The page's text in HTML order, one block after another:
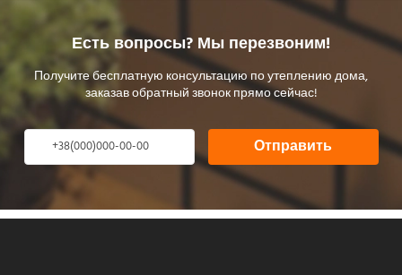
Есть вопросы? Мы перезвоним!
Получите бесплатную консультацию по утеплению дома,
заказав обратный звонок прямо сейчас!
Отправить